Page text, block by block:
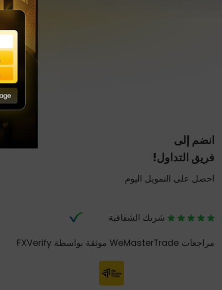
انضم إلى
فريق التداول!
احصل على التمويل اليوم
شريك الشفافية
مراجعات WeMasterTrade موثقة بواسطة FXVerify